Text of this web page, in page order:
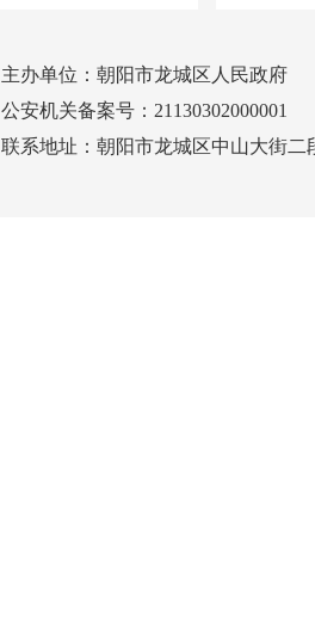
主办单位：朝阳市龙城区人民政府
公安机关备案号：21130302000001
联系地址：朝阳市龙城区中山大街二